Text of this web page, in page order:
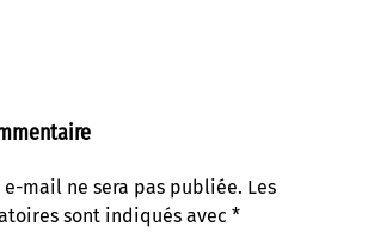
e-mail ne sera pas publiée. Les
sont indiqués avec *